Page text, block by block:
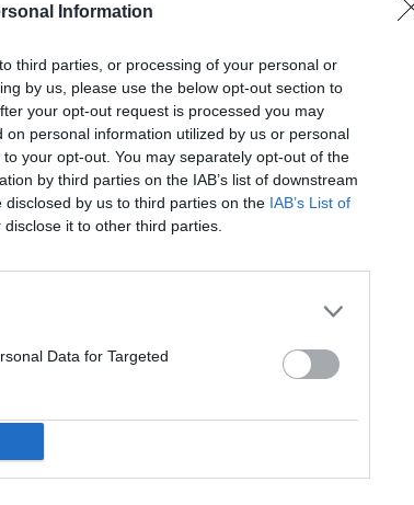
Information
third parties, or processing of your personal or
by us, please use the below opt-out section to
your opt-out request is processed you may
personal information utilized by us or personal
your opt-out. You may separately opt-out of the
by third parties on the IAB’s list of downstream
by us to third parties on the IAB’s List of
it to other third parties.
Data for Targeted
non è una frase
suoi uomini partono per
partita che andrà
ha in dosi
ritrovati questa mattina per
giorni post gara, si
ieri al Vigorito,
compatta e inizierà a
Appuntamento a
ovviamente farà un
Khedira e Higuain.